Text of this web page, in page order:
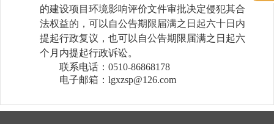
的建设项目环境影响评价文件审批决定侵犯其合
法权益的，可以自公告期限届满之日起六十日内
提起行政复议，也可以自公告期限届满之日起六
个月内提起行政诉讼。
联系电话：0510-86868178
电子邮箱：lgxzsp@126.com